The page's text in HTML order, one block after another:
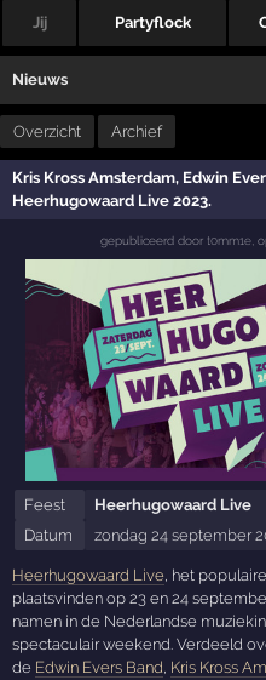
Jij Partyflock
Nieuws
Overzicht Archief
Kris Kross Amsterdam, Edwin
Heerhugowaard Live 2023.
gepubliceerd door t0mm1e
Feest
Heerhugowaard Live
Datum
zondag 24 september
Heerhugowaard Live, het
plaatsvinden op 23 en 24
namen in de Nederlandse
spectaculair weekend. Verdeeld
de Edwin Evers Band, Kris Kross